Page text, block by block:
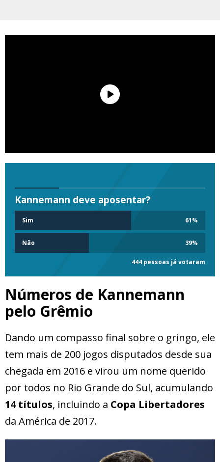
Kannemann deve aposentar?
Sim 61%
Não 39%
444 pessoas já votaram
Números de Kannemann
pelo Grêmio
Dando um compasso final sobre o gringo, ele
tem mais de 200 jogos disputados desde sua
chegada em 2016 e virou um nome querido
por todos no Rio Grande do Sul, acumulando
14 títulos, incluindo a Copa Libertadores
da América de 2017.